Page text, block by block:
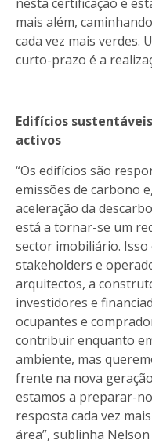
mais além,
cada vez mais verdes.
curto-prazo é a
Edifícios
activos
“Os edifícios são
emissões de carbono
aceleração da
está a tornar-se um
sector imobiliário.
stakeholders e
arquitectos, a
investidores e
ocupantes e
contribuir enquanto
ambiente, mas
frente na nova
estamos a preparar-
resposta cada vez
área”, sublinha Nelson